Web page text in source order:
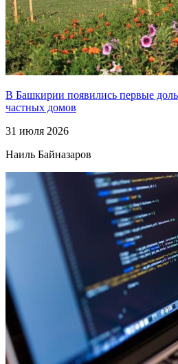
В Башкирии появились первые
частных домов
31 июля 2026
Наиль Байназаров